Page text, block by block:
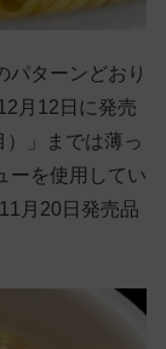
パターンどおり
月12日に発売
）」までは薄っ
ーを使用してい
月20日発売品